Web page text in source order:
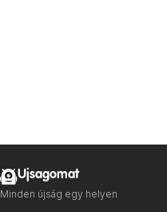
Ujsagomat
Minden újság egy helyen